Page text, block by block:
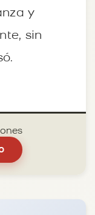
y
sin